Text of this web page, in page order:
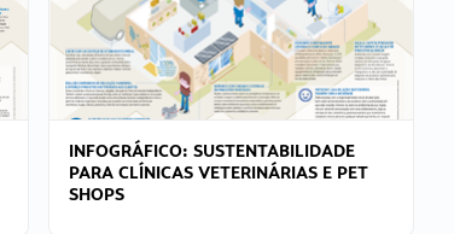
INFOGRÁFICO: SUSTENTABILIDADE
PARA CLÍNICAS VETERINÁRIAS E PET
SHOPS